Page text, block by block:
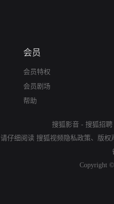
会员
会员特权
会员剧场
帮助
搜狐影音 - 搜狐招聘
请仔细阅读 搜狐视频隐私政策、 版权
Copyright ©